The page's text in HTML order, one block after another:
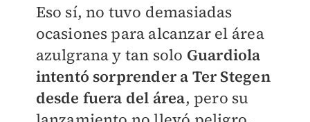
Eso sí, no tuvo demasiadas
ocasiones para alcanzar el área
azulgrana y tan solo Guardiola
intentó sorprender a Ter Stegen
desde fuera del área, pero su